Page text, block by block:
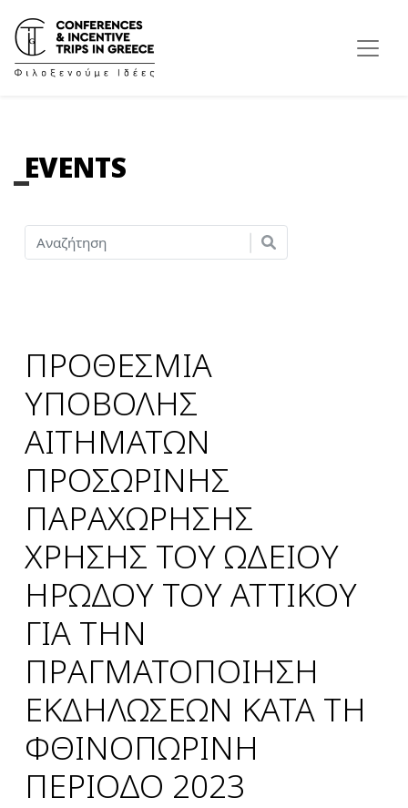
EVENTS
ΠΡΟΘΕΣΜΙΑ
ΥΠΟΒΟΛΗΣ
ΑΙΤΗΜΑΤΩΝ
ΠΡΟΣΩΡΙΝΗΣ
ΠΑΡΑΧΩΡΗΣΗΣ
ΧΡΗΣΗΣ ΤΟΥ ΩΔΕΙΟΥ
ΗΡΩΔΟΥ ΤΟΥ ΑΤΤΙΚΟΥ
ΓΙΑ ΤΗΝ
ΠΡΑΓΜΑΤΟΠΟΙΗΣΗ
ΕΚΔΗΛΩΣΕΩΝ ΚΑΤΑ ΤΗ
ΦΘΙΝΟΠΩΡΙΝΗ
ΠΕΡΙΟΔΟ 2023